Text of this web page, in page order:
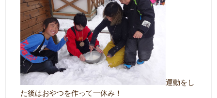
運動をし
た後はおやつを作って一休み！